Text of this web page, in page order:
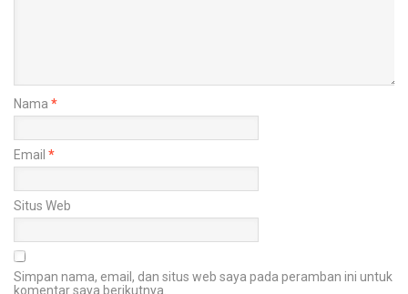
Nama *
Email *
Situs Web
Simpan nama, email, dan situs web saya pada peramban ini untuk
komentar saya berikutnya.